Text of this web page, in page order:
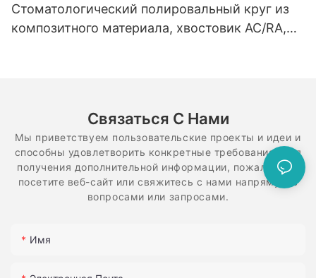
Стоматологический полировальный круг из
композитного материала, хвостовик AC/RA,
Связаться С Нами
Мы приветствуем пользовательские проекты и идеи и
способны удовлетворить конкретные требования. Для
получения дополнительной информации, пожалуйста,
посетите веб-сайт или свяжитесь с нами напрямую с
вопросами или запросами.
Имя